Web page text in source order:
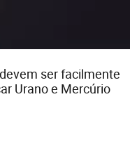
ser facilmente
Urano e Mercúrio